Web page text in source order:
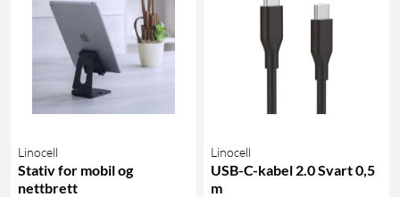
Linocell
Stativ for mobil og
nettbrett
Linocell
USB-C-kabel 2.0 Svart 0,5
m